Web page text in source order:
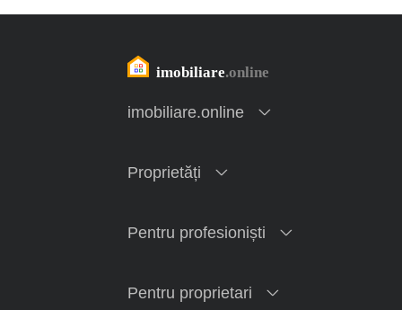
imobiliare.online
Proprietăți
Pentru profesioniști
Pentru proprietari